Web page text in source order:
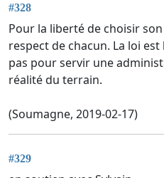
#328
Pour la liberté de choisir
respect de chacun. La loi
pas pour servir une
réalité du terrain.
(Soumagne, 2019-02-17)
#329